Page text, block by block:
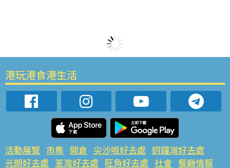
港玩港食港生活
活動展覽 市集 開倉 尖沙咀好去處 銅鑼灣好去處
元朗好去處 荃灣好去處 旺角好去處 社會 餐廳情報